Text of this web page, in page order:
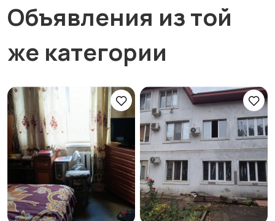
Объявления из той
же категории